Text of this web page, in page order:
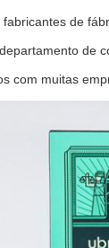
fabricantes de
de
com muitas